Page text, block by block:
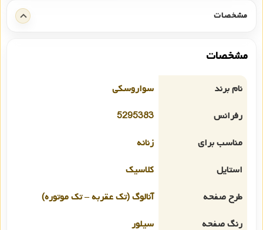
مشخصات
مشخصات
نام برند
سواروسکی
رفرانس
5295383
مناسب برای
زنانه
استایل
کلاسیک
طرح صفحه
آنالوگ (تک عقربه – تک موتوره)
رنگ صفحه
سیلور